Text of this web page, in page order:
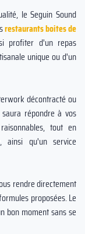
le Seguin Sound
restaurants boites de
profiter d'un repas
unique ou d'un
décontracté ou
répondre à vos
tout en
ainsi qu'un service
rendre directement
proposées. Le
bon moment sans se